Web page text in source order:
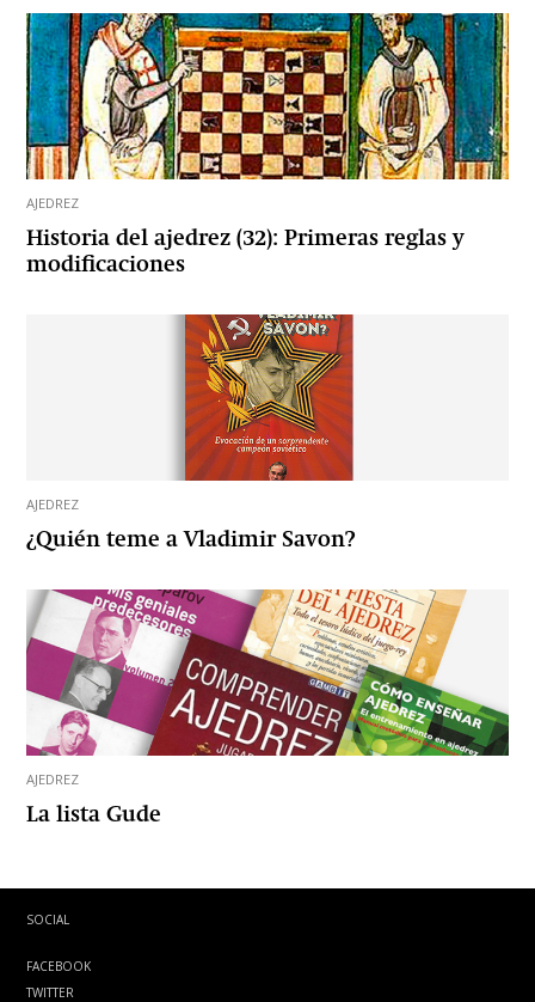
AJEDREZ
Historia del ajedrez (32): Primeras reglas y
modificaciones
AJEDREZ
¿Quién teme a Vladimir Savon?
AJEDREZ
La lista Gude
SOCIAL
FACEBOOK
TWITTER